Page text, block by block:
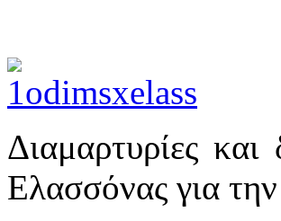
Διαμαρτυρίες
Ελασσόνας για